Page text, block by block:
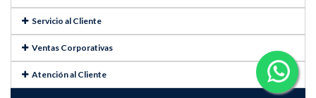
Servicio al Cliente
Ventas Corporativas
Atención al Cliente